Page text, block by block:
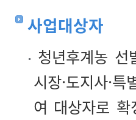
사업대상자
청년후계농 선
시장·도지사·
여 대상자로